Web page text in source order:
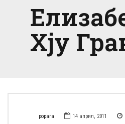
Хју
popara 14 април, 2011